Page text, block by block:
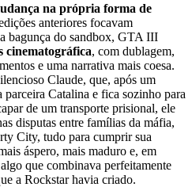
na própria forma de
anteriores focavam
bagunça do sandbox, GTA III
cinematográfica, com dublagem,
e uma narrativa mais coesa.
Claude, que, após um
parceira Catalina e fica sozinho para
de um transporte prisional, ele
disputas entre famílias da máfia,
City, tudo para cumprir sua
áspero, mais maduro e, em
que combinava perfeitamente
a Rockstar havia criado.